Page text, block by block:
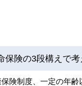
保険の3段構えで考
険制度、一定の年